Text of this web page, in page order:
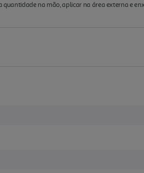
na mão, aplicar na área externa e